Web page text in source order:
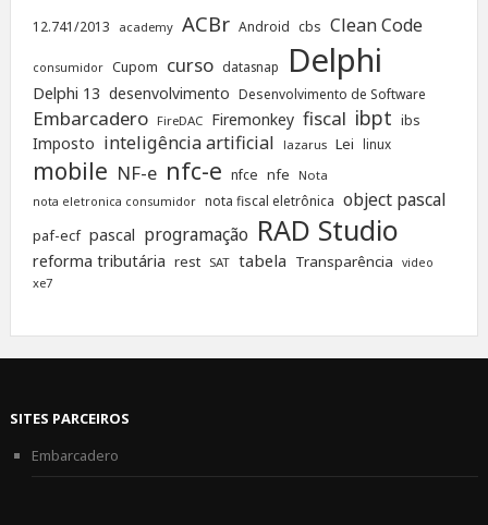
12.741/2013 academy ACBr Android cbs Clean Code
consumidor Cupom curso datasnap Delphi
Delphi 13 desenvolvimento Desenvolvimento de Software
Embarcadero FireDAC Firemonkey fiscal ibpt ibs
Imposto inteligência artificial lazarus Lei linux
mobile NF-e nfc-e nfce nfe Nota
nota eletronica consumidor nota fiscal eletrônica object pascal
paf-ecf pascal programação RAD Studio
reforma tributária rest SAT tabela Transparência video
xe7
SITES PARCEIROS
Embarcadero